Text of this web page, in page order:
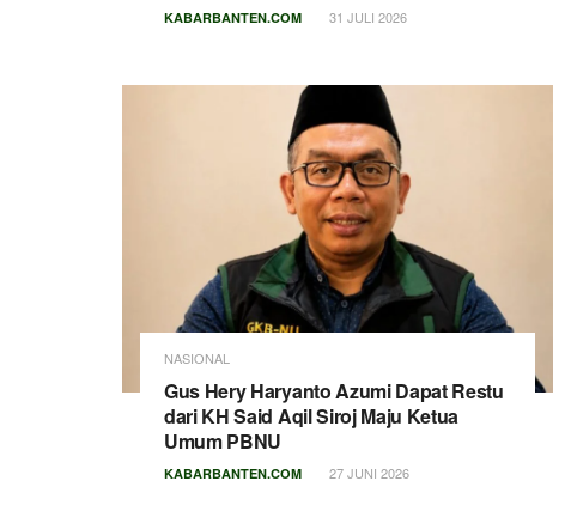
KABARBANTEN.COM 31 JULI 2026
NASIONAL
Gus Hery Haryanto Azumi Dapat Restu
dari KH Said Aqil Siroj Maju Ketua
Umum PBNU
KABARBANTEN.COM 27 JUNI 2026